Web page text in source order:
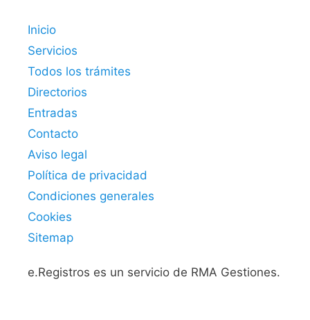
Inicio
Servicios
Todos los trámites
Directorios
Entradas
Contacto
Aviso legal
Política de privacidad
Condiciones generales
Cookies
Sitemap
e.Registros es un servicio de RMA Gestiones.